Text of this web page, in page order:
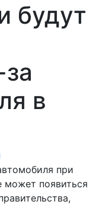
будут
в
при
может появиться